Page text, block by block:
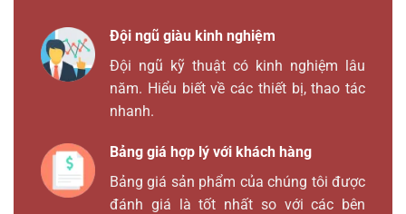
Đội ngũ giàu kinh nghiệm
Đội ngũ kỹ thuật có kinh nghiệm lâu
năm. Hiểu biết về các thiết bị, thao tác
nhanh.
Bảng giá hợp lý với khách hàng
Bảng giá sản phẩm của chúng tôi được
đánh giá là tốt nhất so với các bên